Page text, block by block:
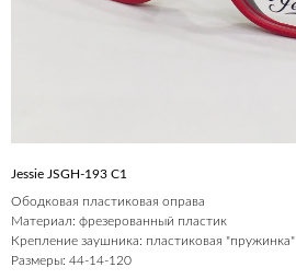
Jessie JSGH-193 C1
Ободковая пластиковая оправа
Материал: фрезерованный пластик
Крепление заушника: пластиковая "пружинка"
Размеры: 44-14-120